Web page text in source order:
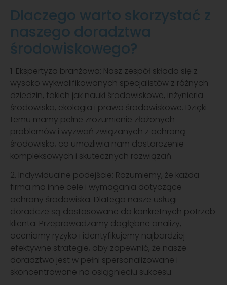
Dlaczego warto skorzystać z
naszego doradztwa
środowiskowego?
1. Ekspertyza branżowa: Nasz zespół składa się z
wysoko wykwalifikowanych specjalistów z różnych
dziedzin, takich jak nauki środowiskowe, inżynieria
środowiska, ekologia i prawo środowiskowe. Dzięki
temu mamy pełne zrozumienie złożonych
problemów i wyzwań związanych z ochroną
środowiska, co umożliwia nam dostarczenie
kompleksowych i skutecznych rozwiązań.
2. Indywidualne podejście: Rozumiemy, że każda
firma ma inne cele i wymagania dotyczące
ochrony środowiska. Dlatego nasze usługi
doradcze są dostosowane do konkretnych potrzeb
klienta. Przeprowadzamy dogłębne analizy,
oceniamy ryzyko i identyfikujemy najbardziej
efektywne strategie, aby zapewnić, że nasze
doradztwo jest w pełni spersonalizowane i
skoncentrowane na osiągnięciu sukcesu.